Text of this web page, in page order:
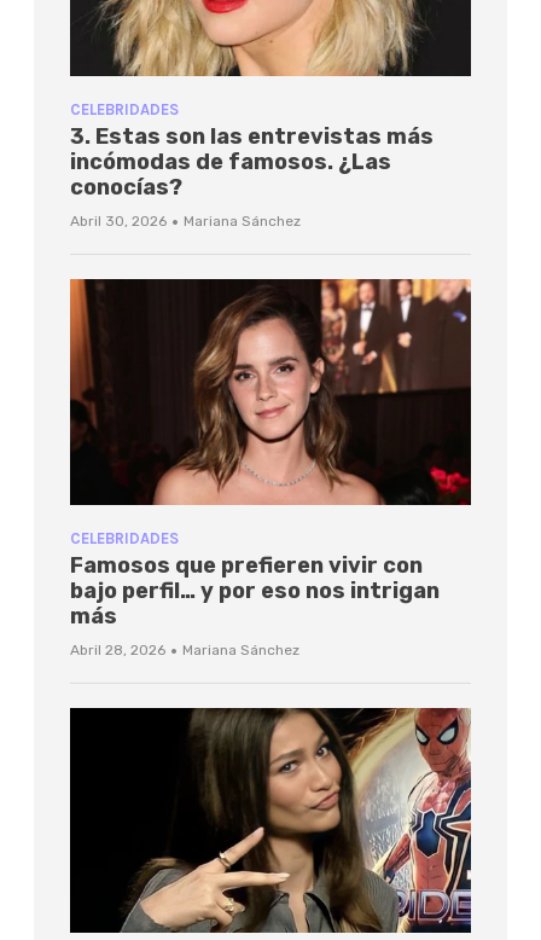
CELEBRIDADES
3. Estas son las entrevistas más
incómodas de famosos. ¿Las
conocías?
Abril 30, 2026 · Mariana Sánchez
CELEBRIDADES
Famosos que prefieren vivir con
bajo perfil… y por eso nos intrigan
más
Abril 28, 2026 · Mariana Sánchez